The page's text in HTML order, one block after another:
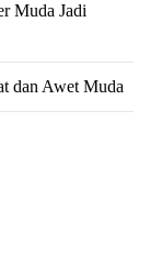
Muda Jadi
dan Awet Muda